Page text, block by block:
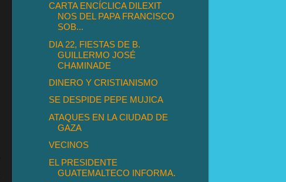
CARTA ENCÍCLICA DILEXIT
NOS DEL PAPA FRANCISCO
SOB...
DIA 22, FIESTAS DE B.
GUILLERMO JOSÉ
CHAMINADE
DINERO Y CRISTIANISMO
SE DESPIDE PEPE MUJICA
ATAQUES EN LA CIUDAD DE
GAZA
VECINOS
EL PRESIDENTE
GUATEMALTECO INFORMA.